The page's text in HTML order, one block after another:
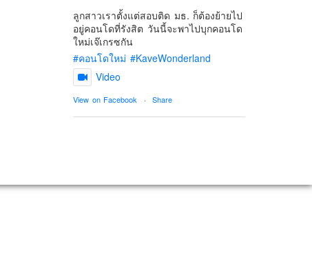
ลูกสาวเราตั้งแต่สอบติด มธ. ก็ต้องย้ายไป
อยู่คอนโดที่รังสิต วันนี้จะพาไปบุกคอนโด
ใหม่เจ๊เกรซกัน
#คอนโดใหม่ #KaveWonderland
Video
View on Facebook · Share
ดิสนี่ย์แลนด์ไม่ปิดไม่กลับ